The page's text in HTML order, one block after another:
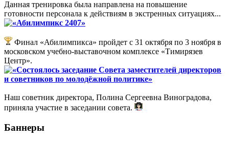
Данная тренировка была направлена на повышение
готовности персонала к действиям в экстренных ситуациях...
«Абилимпикс 2407»
Финал «Абилимпикса» пройдет с 31 октября по 3 ноября в
московском учебно-выставочном комплексе «Тимирязев
Центр».
«Состоялось заседание Совета заместителей директоров
и советников по молодёжной политике»
Наш советник директора, Полина Сергеевна Виноградова,
приняла участие в заседании совета.
Баннеры